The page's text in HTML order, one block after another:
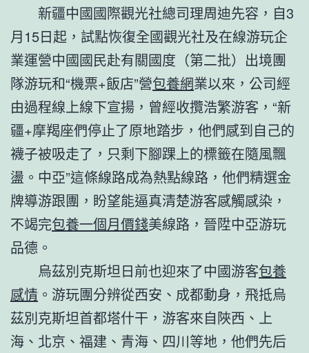
新疆中國國際觀光社總司理周迪先容，自3
月15日起，試點恢復全國觀光社及在線游玩企
業運營中國國民赴有關國度（第二批）出境團
隊游玩和“機票+飯店”營包養網業以來，公司經
由過程線上線下宣揚，曾經收攬浩繁游客，“新
疆+摩羯座們停止了原地踏步，他們感到自己的
襪子被吸走了，只剩下腳踝上的標籤在隨風飄
盪。中亞”這條線路成為熱點線路，他們精選金
牌導游跟團，盼望能逼真清楚游客感觸感染，
不竭完包養一個月價錢美線路，晉陞中亞游玩
品德。
烏茲別克斯坦日前也迎來了中國游客包養
感情 。游玩團分辨從西安、成都動身，飛抵烏
茲別克斯坦首都塔什干，游客來自陜西、上
海、北京、福建、青海、四川等地，他們先后